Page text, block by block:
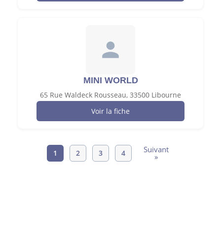
MINI WORLD
65 Rue Waldeck Rousseau, 33500 Libourne
Voir la fiche
1 2 3 4 Suivant
»